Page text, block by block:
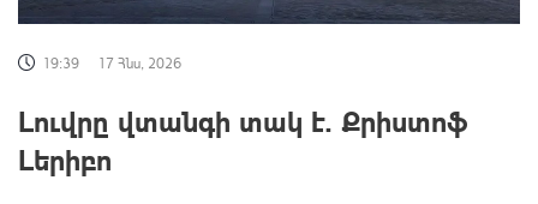
19:39 17 Հնս, 2026
Լուվրը վտանգի տակ է. Քրիստոֆ
Լերիբո